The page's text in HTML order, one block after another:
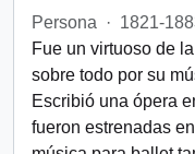
Persona
· 1821-
Fue un virtuoso de
sobre todo por su
Escribió una ópera
fueron estrenadas